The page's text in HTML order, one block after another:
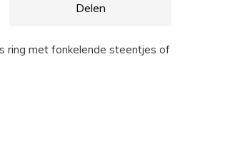
Delen
ring met fonkelende steentjes of